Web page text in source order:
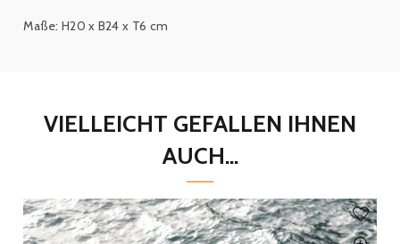
Maße: H20 x B24 x T6 cm
VIELLEICHT GEFALLEN IHNEN
AUCH...